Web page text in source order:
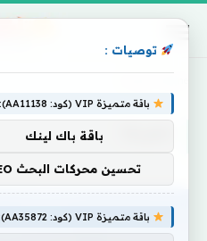
توصيات :
باقة متميزة VIP (كود: AA11138):
باقة باك لينك
تحسين محركات البحث SEO
باقة متميزة VIP (كود: AA35872):